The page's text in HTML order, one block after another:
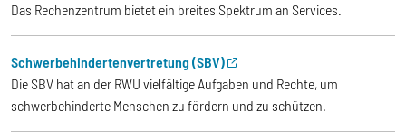
Das Rechenzentrum bietet ein breites Spektrum an Services.
Schwerbehindertenvertretung (SBV)
Die SBV hat an der RWU vielfältige Aufgaben und Rechte, um
schwerbehinderte Menschen zu fördern und zu schützen.